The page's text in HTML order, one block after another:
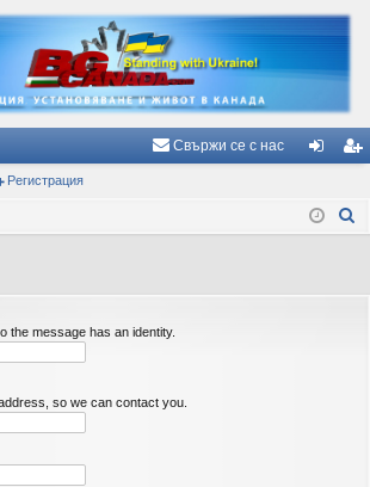
Свържи се с нас
з ис
Регистрация
с
the message has an identity.
so we can contact you.